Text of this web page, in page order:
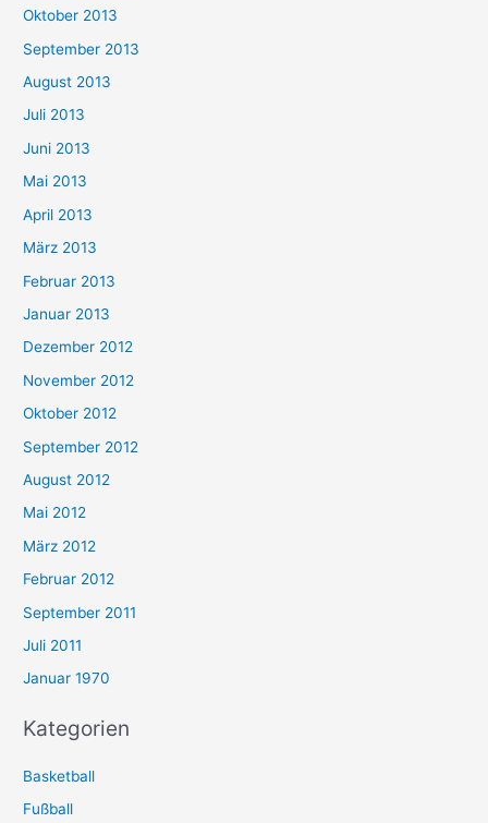
Oktober 2013
September 2013
August 2013
Juli 2013
Juni 2013
Mai 2013
April 2013
März 2013
Februar 2013
Januar 2013
Dezember 2012
November 2012
Oktober 2012
September 2012
August 2012
Mai 2012
März 2012
Februar 2012
September 2011
Juli 2011
Januar 1970
Kategorien
Basketball
Fußball